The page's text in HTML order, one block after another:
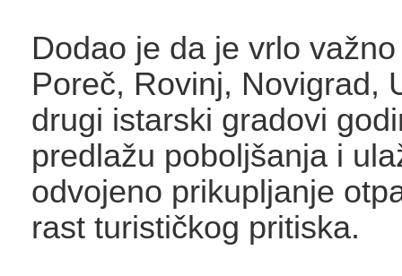
Dodao je da je vrlo
Poreč, Rovinj, Novigrad,
drugi istarski gradovi
predlažu poboljšanja i
odvojeno prikupljanje
rast turističkog pritiska.